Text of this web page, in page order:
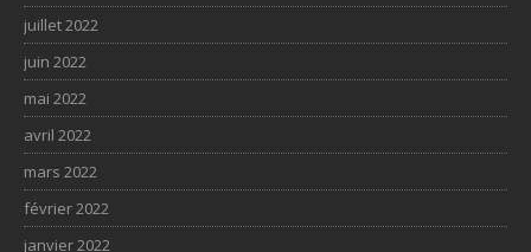
juillet 2022
juin 2022
mai 2022
avril 2022
mars 2022
février 2022
janvier 2022